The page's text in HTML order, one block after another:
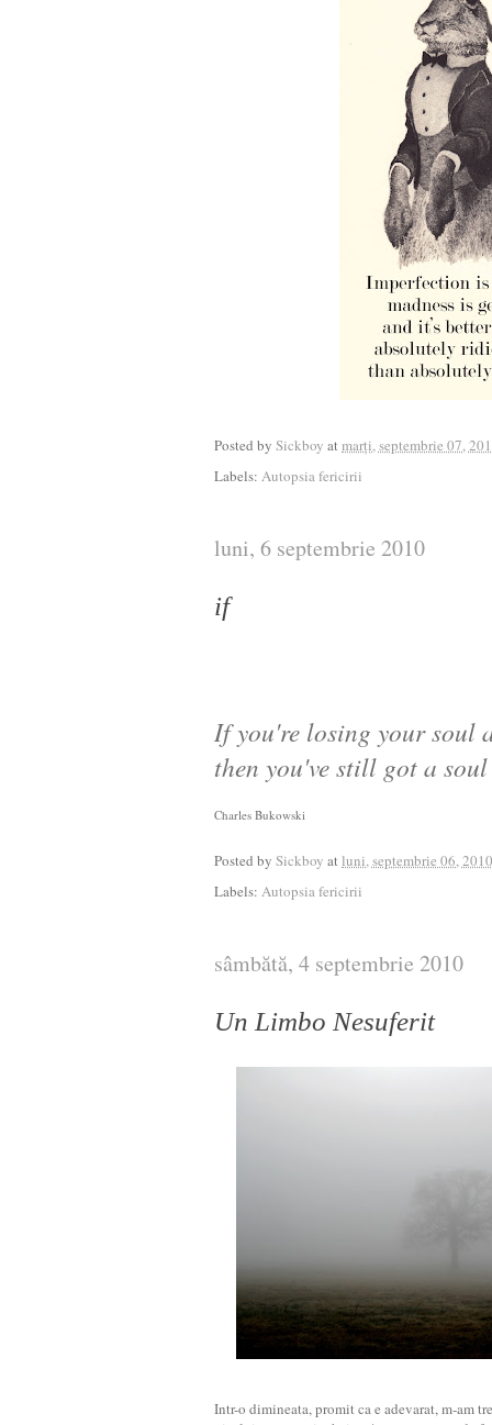
Posted by Sickboy atmarți, septembrie 07,
Labels: Autopsia fericirii
luni, 6 septembrie 2010
if
If you're losing your soul
then you've still got a
Charles Bukowski
Posted by Sickboy atluni, septembrie 06, 2010
Labels: Autopsia fericirii
sâmbătă, 4 septembrie 2010
Un Limbo Nesuferit
Intr-o dimineata, promit ca e adevarat, m-am